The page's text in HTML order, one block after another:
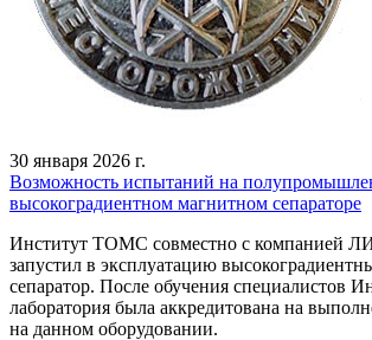
30 января 2026 г.
Возможность испытаний на
высокоградиентном магнитном сепараторе
Институт ТОМС совместно с компанией
запустил в эксплуатацию
сепаратор. После обучения специалистов
лаборатория была аккредитована на
на данном оборудовании.